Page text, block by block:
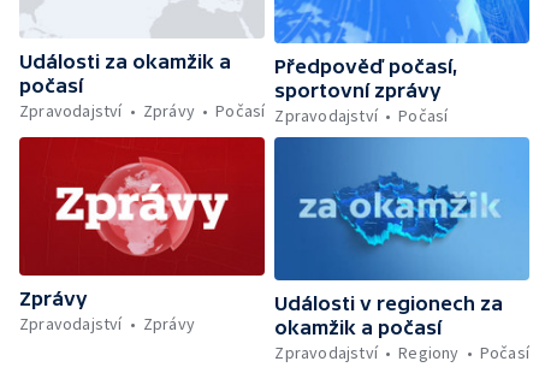
Události za okamžik a
počasí
Zpravodajství
Zprávy Počasí
Předpověď počasí,
sportovní zprávy
Zpravodajství
Počasí
Zprávy
Zpravodajství
Zprávy
Události v regionech za
okamžik a počasí
Zpravodajství
Regiony Počasí